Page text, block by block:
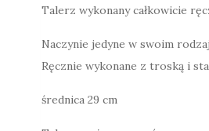
Talerz wykonany całkowicie
Naczynie jedyne w swoim
Ręcznie wykonane z troską i
średnica 29 cm